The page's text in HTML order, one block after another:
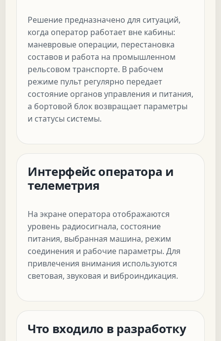
Решение предназначено для ситуаций,
когда оператор работает вне кабины:
маневровые операции, перестановка
составов и работа на промышленном
рельсовом транспорте. В рабочем
режиме пульт регулярно передает
состояние органов управления и питания,
а бортовой блок возвращает параметры
и статусы системы.
Интерфейс оператора и
телеметрия
На экране оператора отображаются
уровень радиосигнала, состояние
питания, выбранная машина, режим
соединения и рабочие параметры. Для
привлечения внимания используются
световая, звуковая и виброиндикация.
Что входило в разработку